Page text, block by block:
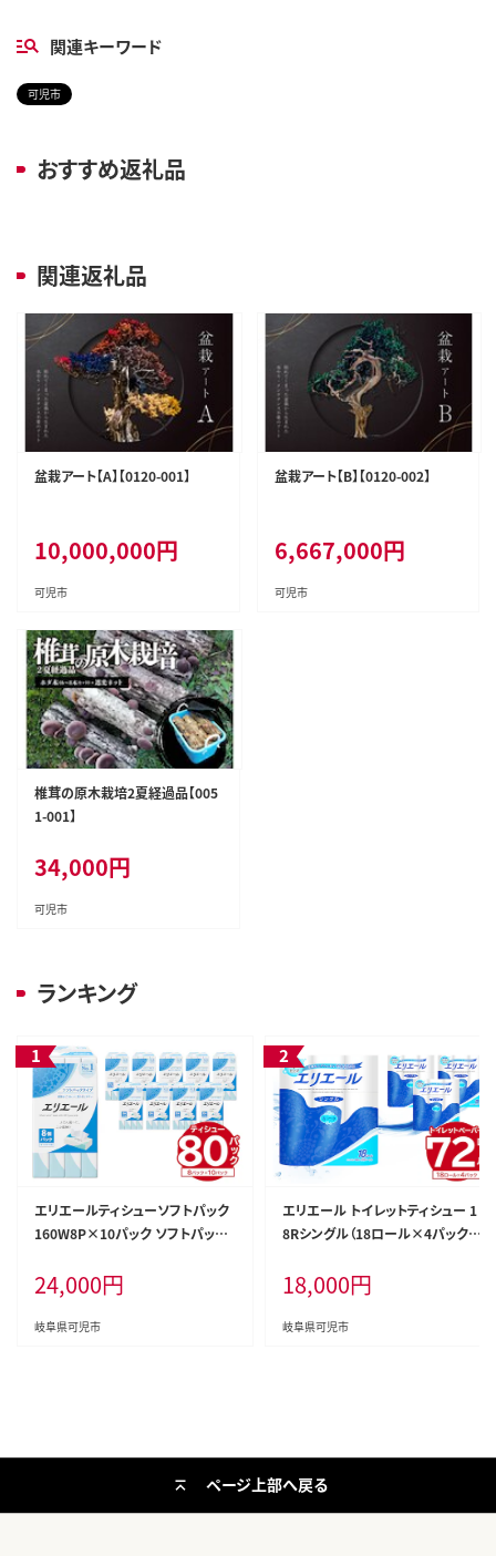
関連キーワード
可児市
おすすめ返礼品
関連返礼品
盆栽アート【A】【0120-001】
10,000,000円
可児市
盆栽アート【B】【0120-002】
6,667,000円
可児市
椎茸の原木栽培2夏経過品【005
1-001】
34,000円
可児市
ランキング
エリエールティシューソフトパック
160W8P×10パック ソフトパック
し【0101-003】ソフトパック ティッ
シュ ティッシュペーパー 箱なし 日
用品 新生活 備蓄 防災 消耗品 生
24,000円
岐阜県可児市
エリエール トイレットティシュー 1
8Rシングル（18ロール×4パック）
-001】香り付き 55m巻 日用品 トイ
レ 新生活 備蓄 防災 消耗品 生活雑
貨 生活用品 ストック パルプ100％
18,000円
岐阜県可児市
ページ上部へ戻る